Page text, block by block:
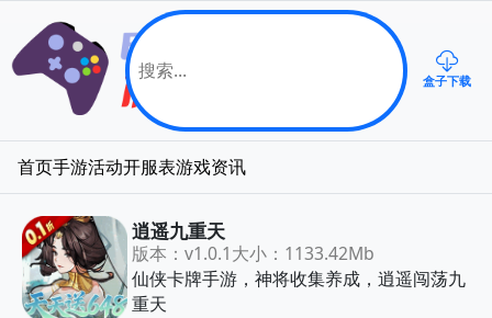
盒子下载
首页手游活动开服表游戏资讯
逍遥九重天
版本：v1.0.1大小：1133.42Mb
仙侠卡牌手游，神将收集养成，逍遥闯荡九
重天